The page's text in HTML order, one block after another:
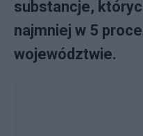
substancje,
najmniej w 5
województwie.